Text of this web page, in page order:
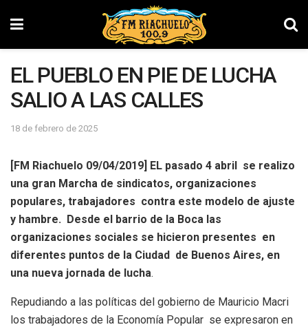
EL PUEBLO EN PIE DE LUCHA
SALIO A LAS CALLES
18 de febrero de 2025
[FM Riachuelo 09/04/2019] EL pasado 4 abril se realizo
una gran Marcha de sindicatos, organizaciones
populares, trabajadores contra este modelo de ajuste
y hambre. Desde el barrio de la Boca las
organizaciones sociales se hicieron presentes en
diferentes puntos de la Ciudad de Buenos Aires, en
una nueva jornada de lucha.
Repudiando a las políticas del gobierno de Mauricio Macri
los trabajadores de la Economía Popular se expresaron en